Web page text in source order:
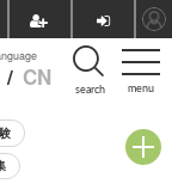
menu
/ CN search